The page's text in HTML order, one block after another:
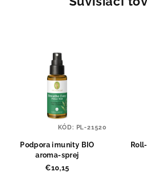
Podpora imunity BIO
aroma-sprej
€10,15
KÓD: PL-21520